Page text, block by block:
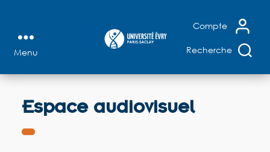
Menu
universitaire
Compte
Recherche
+ Accès au Sudoc
RECHERCHE
Espace audiovisuel